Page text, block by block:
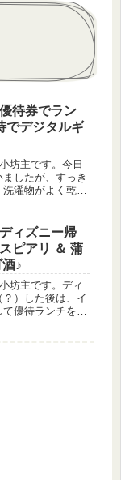
待券でラン
でデジタルギ
坊主です。今日
したが、すっき
濯物がよく乾き
テーキのあさく
きま...
ィズニー帰
ピアリ ＆ 蒲
♪
坊主です。ディ
）した後は、イ
優待ランチを楽